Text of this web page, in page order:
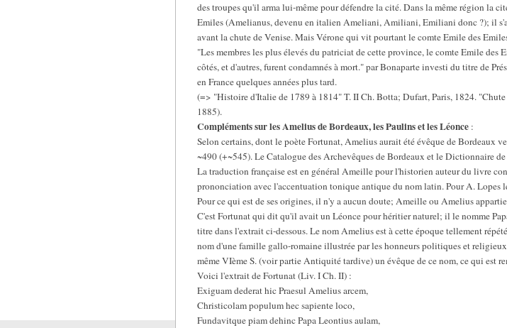
des troupes qu'il arma lui-même pour défendre la cité. Dans la même région la
Emiles (Amelianus, devenu en italien Ameliani, Amiliani, Emiliani donc ?); il
avant la chute de Venise. Mais Vérone qui vit pourtant le comte Emile des
"Les membres les plus élevés du patriciat de cette province, le comte Emile
côtés, et d'autres, furent condamnés à mort." par Bonaparte investi du titre de
en France quelques années plus tard.
(=> "Histoire d'Italie de 1789 à 1814" T. II Ch. Botta; Dufart, Paris, 1824.
1885).
Compléments sur les Amelius de Bordeaux, les Paulins et les Léonce :
Selon certains, dont le poète Fortunat, Amelius aurait été évêque de Bordeaux
~490 (+~545). Le Catalogue des Archevêques de Bordeaux et le Dictionnaire
La traduction française est en général Ameille pour l'historien auteur du livre
prononciation avec l'accentuation tonique antique du nom latin. Pour A. Lopes
Pour ce qui est de ses origines, il n'y a aucun doute; Ameille ou Amelius
C'est Fortunat qui dit qu'il avait un Léonce pour héritier naturel; il le nomme
titre dans l'extrait ci-dessous. Le nom Amelius est à cette époque tellement
nom d'une famille gallo-romaine illustrée par les honneurs politiques et
même VIème S. (voir partie Antiquité tardive) un évêque de ce nom, ce qui est
Voici l'extrait de Fortunat (Liv. I Ch. II) :
Exiguam dederat hic Praesul Amelius arcem,
Christicolam populum hec sapiente loco,
Fundavitque piam dehinc Papa Leontius aulam,